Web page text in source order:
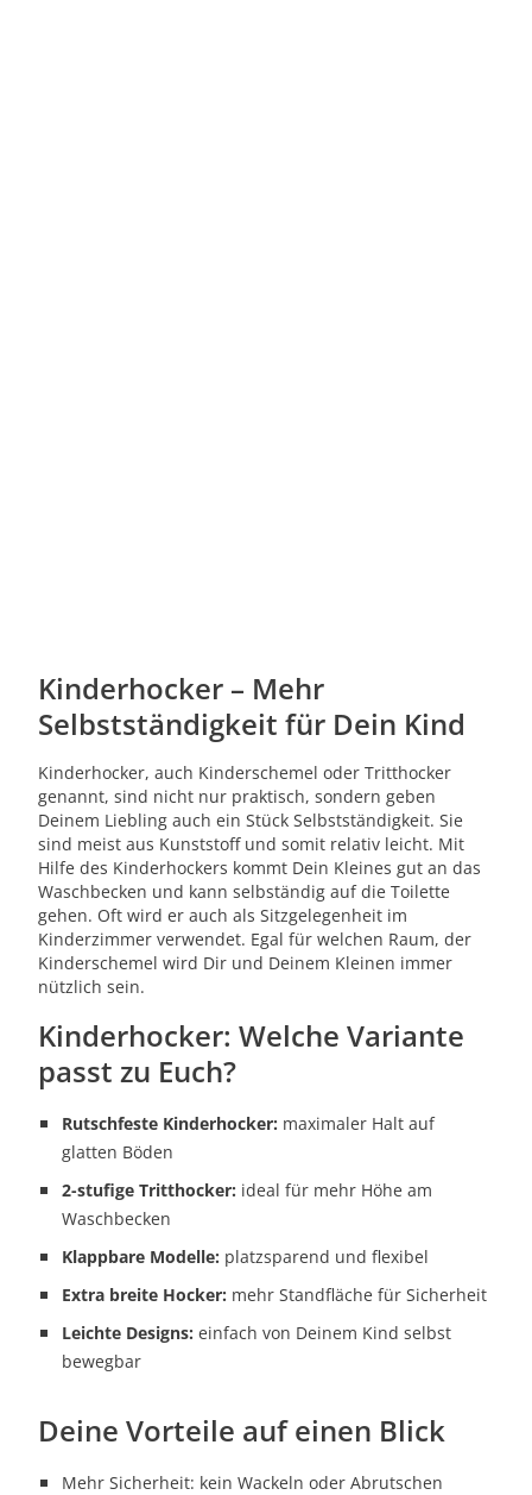
Kinderhocker – Mehr
Selbstständigkeit für Dein Kind
Kinderhocker, auch Kinderschemel oder Tritthocker
genannt, sind nicht nur praktisch, sondern geben
Deinem Liebling auch ein Stück Selbstständigkeit. Sie
sind meist aus Kunststoff und somit relativ leicht. Mit
Hilfe des Kinderhockers kommt Dein Kleines gut an das
Waschbecken und kann selbständig auf die Toilette
gehen. Oft wird er auch als Sitzgelegenheit im
Kinderzimmer verwendet. Egal für welchen Raum, der
Kinderschemel wird Dir und Deinem Kleinen immer
nützlich sein.
Kinderhocker: Welche Variante
passt zu Euch?
Rutschfeste Kinderhocker: maximaler Halt auf
glatten Böden
2-stufige Tritthocker: ideal für mehr Höhe am
Waschbecken
Klappbare Modelle: platzsparend und flexibel
Extra breite Hocker: mehr Standfläche für Sicherheit
Leichte Designs: einfach von Deinem Kind selbst
bewegbar
Deine Vorteile auf einen Blick
Mehr Sicherheit: kein Wackeln oder Abrutschen